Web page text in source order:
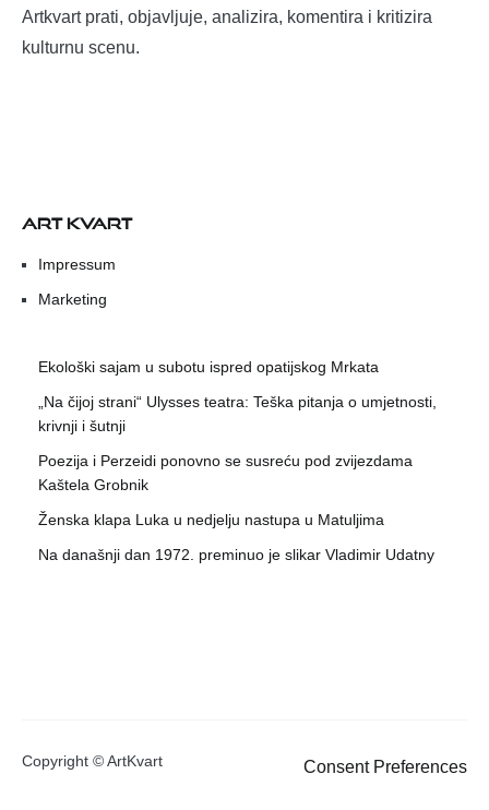
Artkvart prati, objavljuje, analizira, komentira i kritizira
kulturnu scenu.
ART KVART
Impressum
Marketing
Ekološki sajam u subotu ispred opatijskog Mrkata
„Na čijoj strani“ Ulysses teatra: Teška pitanja o umjetnosti,
krivnji i šutnji
Poezija i Perzeidi ponovno se susreću pod zvijezdama
Kaštela Grobnik
Ženska klapa Luka u nedjelju nastupa u Matuljima
Na današnji dan 1972. preminuo je slikar Vladimir Udatny
Copyright © ArtKvart Consent Preferences